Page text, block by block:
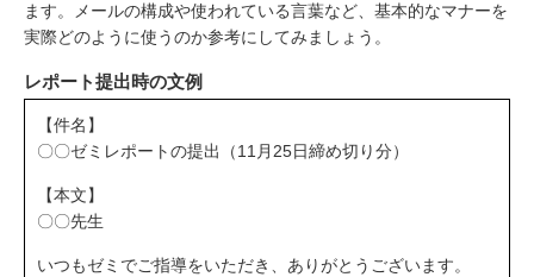
ます。メールの構成や使われている言葉など、基本的なマナーを
実際どのように使うのか参考にしてみましょう。
レポート提出時の文例
【件名】
〇〇ゼミレポートの提出（11月25日締め切り分）
【本文】
〇〇先生
いつもゼミでご指導をいただき、ありがとうございます。